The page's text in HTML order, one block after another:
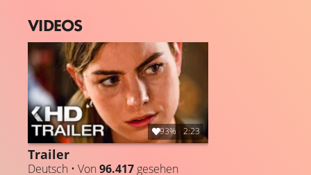
VIDEOS
93% 2:23
Trailer
Deutsch • Von96.417 gesehen